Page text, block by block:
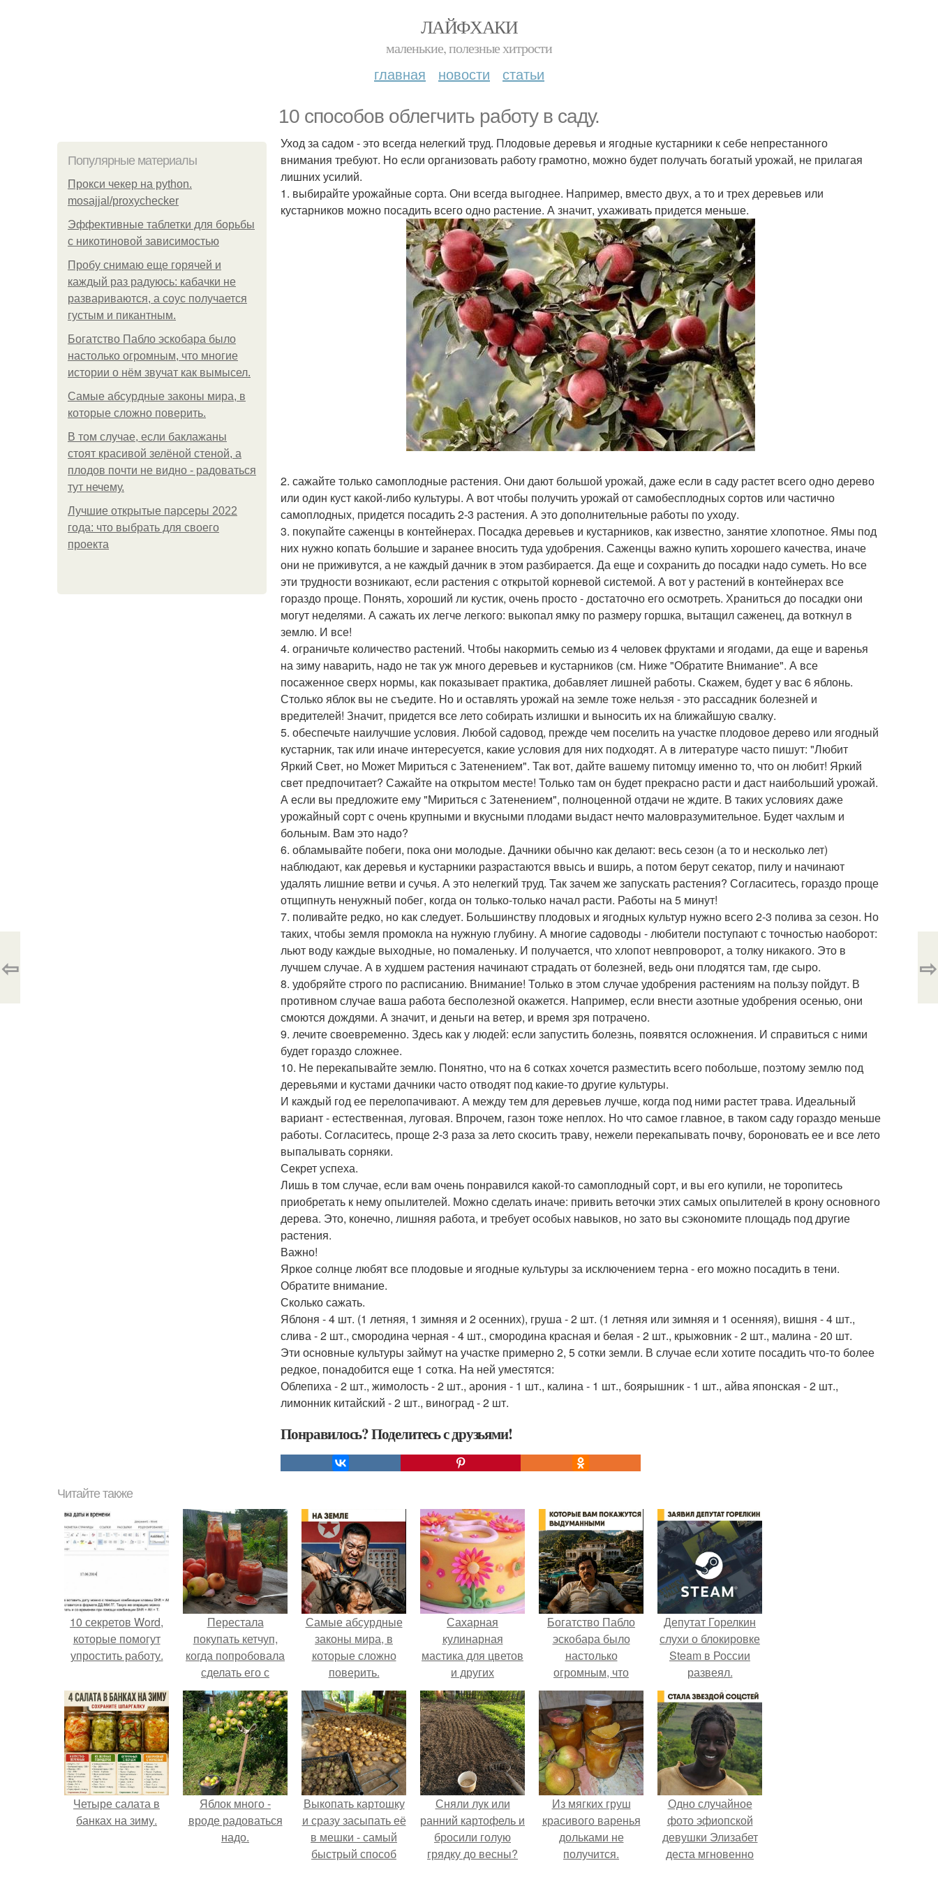
ЛАЙФХАКИ
маленькие, полезные хитрости
главная новости статьи
10 способов облегчить работу в саду.
Популярные материалы
Прокси чекер на python.
mosajjal/proxychecker
Эффективные таблетки для борьбы
с никотиновой зависимостью
Пробу снимаю еще горячей и
каждый раз радуюсь: кабачки не
развариваются, а соус получается
густым и пикантным.
Богатство Пабло эскобара было
настолько огромным, что многие
истории о нём звучат как вымысел.
Самые абсурдные законы мира, в
которые сложно поверить.
В том случае, если баклажаны
стоят красивой зелёной стеной, а
плодов почти не видно - радоваться
тут нечему.
Лучшие открытые парсеры 2022
года: что выбрать для своего
проекта
Уход за садом - это всегда нелегкий труд. Плодовые деревья и ягодные кустарники к себе непрестанного
внимания требуют. Но если организовать работу грамотно, можно будет получать богатый урожай, не прилагая
лишних усилий.
1. выбирайте урожайные сорта. Они всегда выгоднее. Например, вместо двух, а то и трех деревьев или
кустарников можно посадить всего одно растение. А значит, ухаживать придется меньше.
2. сажайте только самоплодные растения. Они дают большой урожай, даже если в саду растет всего одно дерево
или один куст какой-либо культуры. А вот чтобы получить урожай от самобесплодных сортов или частично
самоплодных, придется посадить 2-3 растения. А это дополнительные работы по уходу.
3. покупайте саженцы в контейнерах. Посадка деревьев и кустарников, как известно, занятие хлопотное. Ямы под
них нужно копать большие и заранее вносить туда удобрения. Саженцы важно купить хорошего качества, иначе
они не приживутся, а не каждый дачник в этом разбирается. Да еще и сохранить до посадки надо суметь. Но все
эти трудности возникают, если растения с открытой корневой системой. А вот у растений в контейнерах все
гораздо проще. Понять, хороший ли кустик, очень просто - достаточно его осмотреть. Храниться до посадки они
могут неделями. А сажать их легче легкого: выкопал ямку по размеру горшка, вытащил саженец, да воткнул в
землю. И все!
4. ограничьте количество растений. Чтобы накормить семью из 4 человек фруктами и ягодами, да еще и варенья
на зиму наварить, надо не так уж много деревьев и кустарников (см. Ниже "Обратите Внимание". А все
посаженное сверх нормы, как показывает практика, добавляет лишней работы. Скажем, будет у вас 6 яблонь.
Столько яблок вы не съедите. Но и оставлять урожай на земле тоже нельзя - это рассадник болезней и
вредителей! Значит, придется все лето собирать излишки и выносить их на ближайшую свалку.
5. обеспечьте наилучшие условия. Любой садовод, прежде чем поселить на участке плодовое дерево или ягодный
кустарник, так или иначе интересуется, какие условия для них подходят. А в литературе часто пишут: "Любит
Яркий Свет, но Может Мириться с Затенением". Так вот, дайте вашему питомцу именно то, что он любит! Яркий
свет предпочитает? Сажайте на открытом месте! Только там он будет прекрасно расти и даст наибольший урожай.
А если вы предложите ему "Мириться с Затенением", полноценной отдачи не ждите. В таких условиях даже
урожайный сорт с очень крупными и вкусными плодами выдаст нечто маловразумительное. Будет чахлым и
больным. Вам это надо?
6. обламывайте побеги, пока они молодые. Дачники обычно как делают: весь сезон (а то и несколько лет)
наблюдают, как деревья и кустарники разрастаются ввысь и вширь, а потом берут секатор, пилу и начинают
удалять лишние ветви и сучья. А это нелегкий труд. Так зачем же запускать растения? Согласитесь, гораздо проще
отщипнуть ненужный побег, когда он только-только начал расти. Работы на 5 минут!
7. поливайте редко, но как следует. Большинству плодовых и ягодных культур нужно всего 2-3 полива за сезон. Но
таких, чтобы земля промокла на нужную глубину. А многие садоводы - любители поступают с точностью наоборот:
льют воду каждые выходные, но помаленьку. И получается, что хлопот невпроворот, а толку никакого. Это в
лучшем случае. А в худшем растения начинают страдать от болезней, ведь они плодятся там, где сыро.
8. удобряйте строго по расписанию. Внимание! Только в этом случае удобрения растениям на пользу пойдут. В
противном случае ваша работа бесполезной окажется. Например, если внести азотные удобрения осенью, они
смоются дождями. А значит, и деньги на ветер, и время зря потрачено.
9. лечите своевременно. Здесь как у людей: если запустить болезнь, появятся осложнения. И справиться с ними
будет гораздо сложнее.
10. Не перекапывайте землю. Понятно, что на 6 сотках хочется разместить всего побольше, поэтому землю под
деревьями и кустами дачники часто отводят под какие-то другие культуры.
И каждый год ее перелопачивают. А между тем для деревьев лучше, когда под ними растет трава. Идеальный
вариант - естественная, луговая. Впрочем, газон тоже неплох. Но что самое главное, в таком саду гораздо меньше
работы. Согласитесь, проще 2-3 раза за лето скосить траву, нежели перекапывать почву, бороновать ее и все лето
выпалывать сорняки.
Секрет успеха.
Лишь в том случае, если вам очень понравился какой-то самоплодный сорт, и вы его купили, не торопитесь
приобретать к нему опылителей. Можно сделать иначе: привить веточки этих самых опылителей в крону основного
дерева. Это, конечно, лишняя работа, и требует особых навыков, но зато вы сэкономите площадь под другие
растения.
Важно!
Яркое солнце любят все плодовые и ягодные культуры за исключением терна - его можно посадить в тени.
Обратите внимание.
Сколько сажать.
Яблоня - 4 шт. (1 летняя, 1 зимняя и 2 осенних), груша - 2 шт. (1 летняя или зимняя и 1 осенняя), вишня - 4 шт.,
слива - 2 шт., смородина черная - 4 шт., смородина красная и белая - 2 шт., крыжовник - 2 шт., малина - 20 шт.
Эти основные культуры займут на участке примерно 2, 5 сотки земли. В случае если хотите посадить что-то более
редкое, понадобится еще 1 сотка. На ней уместятся:
Облепиха - 2 шт., жимолость - 2 шт., арония - 1 шт., калина - 1 шт., боярышник - 1 шт., айва японская - 2 шт.,
лимонник китайский - 2 шт., виноград - 2 шт.
Понравилось? Поделитесь с друзьями!
⇦ ⇨
Читайте также
10 секретов Word,
которые помогут
упростить работу.
Перестала
покупать кетчуп,
когда попробовала
сделать его с
яблоками.
Самые абсурдные
законы мира, в
которые сложно
поверить.
Сахарная
кулинарная
мастика для цветов
и других
украшений.
Богатство Пабло
эскобара было
настолько
огромным, что
многие истории о
нём звучат как
вымысел.
Депутат Горелкин
слухи о блокировке
Steam в России
развеял.
Четыре салата в
банках на зиму.
Яблок много -
вроде радоваться
надо.
Выкопать картошку
и сразу засыпать её
в мешки - самый
быстрый способ
Сняли лук или
ранний картофель и
бросили голую
грядку до весны?
Из мягких груш
красивого варенья
дольками не
получится.
Одно случайное
фото эфиопской
девушки Элизабет
деста мгновенно